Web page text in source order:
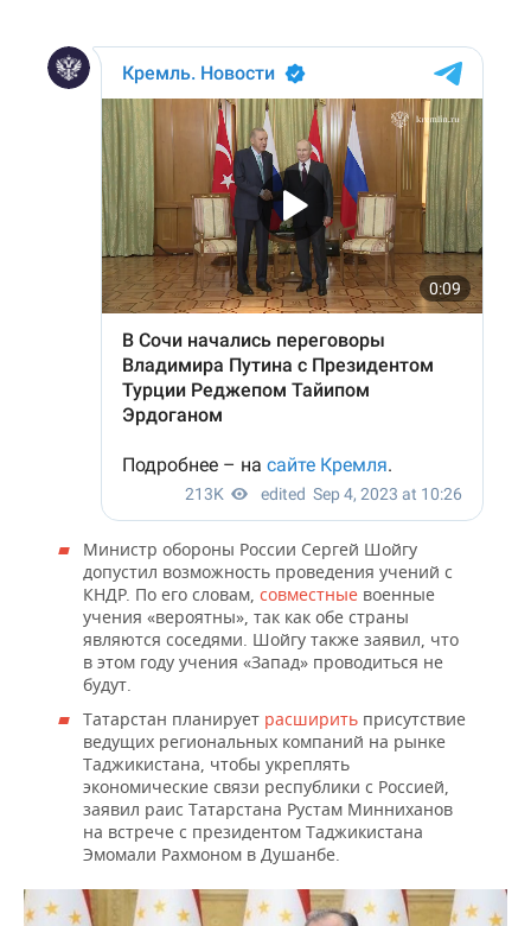
ОТКРЫТАЯ ЛЕКЦИЯ
БАСКЕТБОЛ
ВОЛЕЙБОЛ
КИБЕРСПОРТ
ФИГУРНОЕ КАТАНИЕ
ВОДНЫЕ ВИДЫ СПОРТА
ХОККЕЙ С МЯЧОМ
ИНФРАСТРУКТУРА
ИСТОРИЯ
КУЛЬТУРА
МЕДИЦИНА
ОБРАЗОВАНИЕ
ПРОИСШЕСТВИЯ
СПРАВОЧНИК
СПИСОК ПЕРСОН
СПИСОК КОМПАНИЙ
ПОЛНАЯ ВЕРСИЯ
Министр обороны России Сергей Шойгу
допустил возможность проведения учений с
КНДР. По его словам, совместные военные
учения «вероятны», так как обе страны
являются соседями. Шойгу также заявил, что
в этом году учения «Запад» проводиться не
будут.
Татарстан планирует расширить присутствие
ведущих региональных компаний на рынке
Таджикистана, чтобы укреплять
экономические связи республики с Россией,
заявил раис Татарстана Рустам Минниханов
на встрече с президентом Таджикистана
Эмомали Рахмоном в Душанбе.